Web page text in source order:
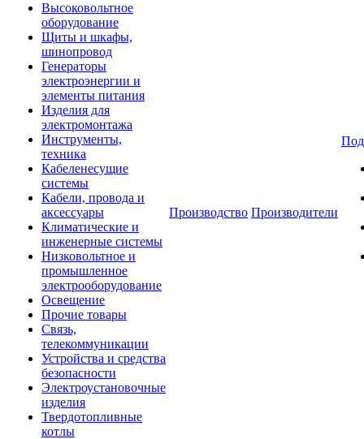
Высоковольтное
оборудование
Щиты и шкафы,
шинопровод
Генераторы
электроэнергии и
элементы питания
Изделия для
электромонтажа
Инструменты,
техника
Кабеленесущие
системы
Кабели, провода и
аксессуары
Климатические и
инженерные системы
Низковольтное и
промышленное
электрооборудование
Освещение
Прочие товары
Связь,
телекоммуникации
Устройства и средства
безопасности
Электроустановочные
изделия
Твердотопливные
котлы
Производство Производители